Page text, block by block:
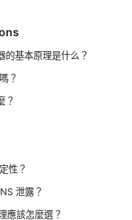
的基本原理是什么？
？
？
性？
泄露？
應該怎麼選？